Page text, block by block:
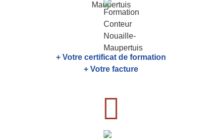
+ Votre certificat de formation
+ Votre facture